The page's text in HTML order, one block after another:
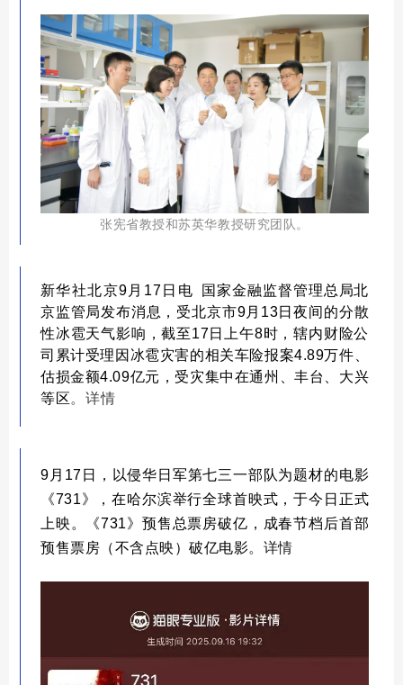
张宪省教授和苏英华教授研究团队。
新华社北京9月17日电 国家金融监督管理总局北
京监管局发布消息，受北京市9月13日夜间的分散
性冰雹天气影响，截至17日上午8时，辖内财险公
司累计受理因冰雹灾害的相关车险报案4.89万件、
估损金额4.09亿元，受灾集中在通州、丰台、大兴
等区。 详情
9月17日，
以侵华日军第七三一部队为题材的电影
《731》，在哈尔滨举行全球首映式 ，于今日正式
上映。
《731》预售总票房破亿， 成春节档后首部
预售票房（不含点映）破亿电影。 详情